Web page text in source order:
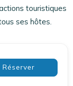
touristiques
ses hôtes.
Réserver